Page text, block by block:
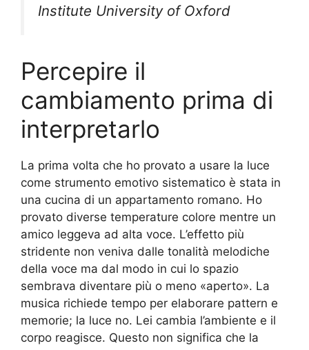
Institute University of Oxford
Percepire il
cambiamento prima di
interpretarlo
La prima volta che ho provato a usare la luce
come strumento emotivo sistematico è stata in
una cucina di un appartamento romano. Ho
provato diverse temperature colore mentre un
amico leggeva ad alta voce. L’effetto più
stridente non veniva dalle tonalità melodiche
della voce ma dal modo in cui lo spazio
sembrava diventare più o meno «aperto». La
musica richiede tempo per elaborare pattern e
memorie; la luce no. Lei cambia l’ambiente e il
corpo reagisce. Questo non significa che la